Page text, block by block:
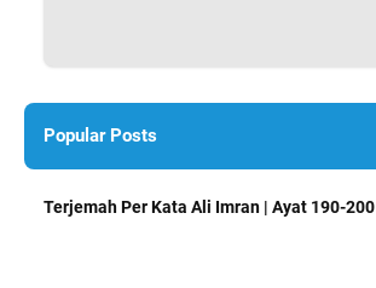
Popular Posts
Terjemah Per Kata Ali Imran | Ayat 190-200